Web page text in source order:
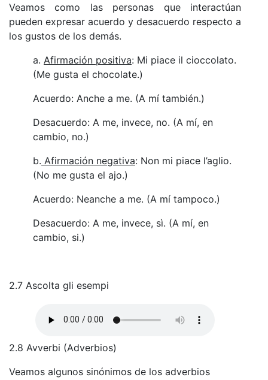
Veamos como las personas que interactúan
pueden expresar acuerdo y desacuerdo respecto a
los gustos de los demás.
a. Afirmación positiva: Mi piace il cioccolato.
(Me gusta el chocolate.)
Acuerdo: Anche a me. (A mí también.)
Desacuerdo: A me, invece, no. (A mí, en
cambio, no.)
b. Afirmación negativa: Non mi piace l’aglio.
(No me gusta el ajo.)
Acuerdo: Neanche a me. (A mí tampoco.)
Desacuerdo: A me, invece, sì. (A mí, en
cambio, si.)
2.7 Ascolta gli esempi
2.8 Avverbi (Adverbios)
Veamos algunos sinónimos de los adverbios